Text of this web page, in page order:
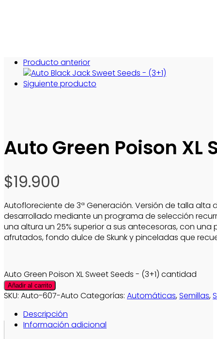
Producto anterior
Siguiente producto
Auto Green Poison XL
$19.900
Autofloreciente de 3ª Generación. Versión de talla alta
desarrollado mediante un programa de selección
una altura un 25% superior a sus antecesoras, con
afrutados, fondo dulce de Skunk y pinceladas que
Auto Green Poison XL Sweet Seeds - (3+1) cantidad
Añadir al carrito
SKU: Auto-607-Auto Categorías: Automáticas,Semillas,
Descripción
Información adicional